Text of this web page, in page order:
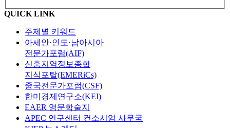
QUICK LINK
주제별 키워드
아세안·인도·남아시아
전문가포럼(AIF)
신흥지역정보종합
지식포탈(EMERiCs)
중국전문가포럼(CSF)
한미경제연구소(KEI)
EAER 영문학술지
APEC 연구센터 컨소시엄 사무국